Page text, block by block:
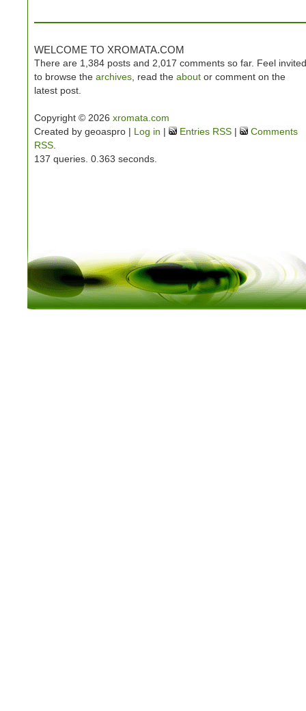
WELCOME TO XROMATA.COM
There are 1,384 posts and 2,017 comments so far. Feel invited
to browse the archives , read the about or comment on the
latest post.
Copyright © 2026 xromata.com
Created by geoaspro | Log in | Entries RSS |
Comments
RSS
137 queries. 0.363 seconds.